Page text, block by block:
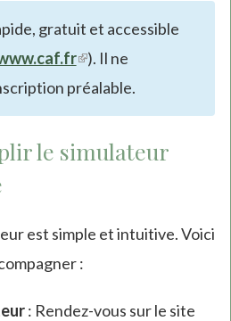
gratuit et accessible
(link
is
external)
). Il ne
préalable.
le simulateur
est simple et intuitive. Voici
:
: Rendez-vous sur le site